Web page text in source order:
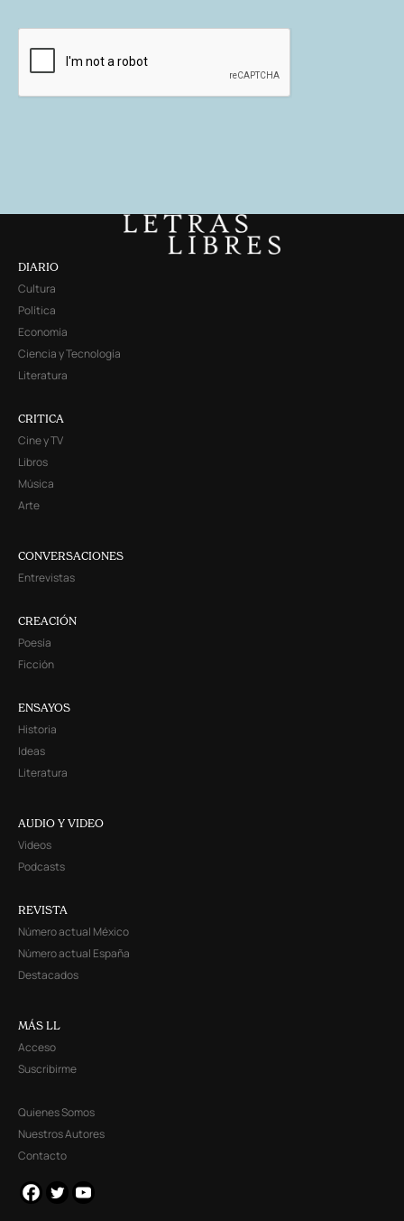
DIARIO
Cultura
Política
Economía
Ciencia y Tecnología
Literatura
CRITICA
Cine y TV
Libros
Música
Arte
CONVERSACIONES
Entrevistas
CREACIÓN
Poesía
Ficción
ENSAYOS
Historia
Ideas
Literatura
AUDIO Y VIDEO
Videos
Podcasts
REVISTA
Número actual México
Número actual España
Destacados
MÁS LL
Acceso
Suscribirme
Quienes Somos
Nuestros Autores
Contacto